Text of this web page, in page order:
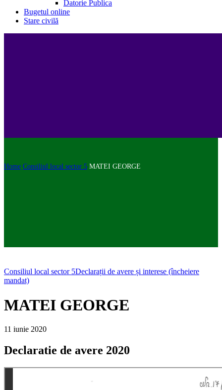
Datorie Publica
Bugetul online
Stare civilă
Home Consiliul local sector 5 MATEI GEORGE
Consiliul local sector 5Declarații de avere și interese (încheiere
mandat)
MATEI GEORGE
11 iunie 2020
Declaratie de avere 2020